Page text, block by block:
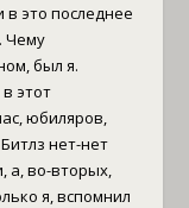
в это последнее
Чему
был я.
этот
юбиляров,
нет-нет
а, во-вторых,
я, вспомнил